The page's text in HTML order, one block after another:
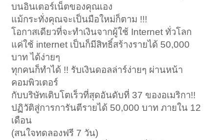
บนอินเตอร์เน็ตของคุณเอง
แม้กระทั่งคุณจะเป็นมือใหม่ก็ตาม !!!
โอกาสเดียวที่จะทำเงินจากผู้ใช้ Internet ทั่วโลก
แค่ใช้ internet เป็นก็มีสิทธิ์สร้างรายได้ 50,000
บาท ได้ง่ายๆ
ทุกคนก็ทำได้ !! รับเงินดอลล่าร์ง่ายๆ ผ่านหน้า
คอมพิวเตอร์
กับบริษัทเติบโตเร็วที่สุดอันดับที่ 37 ของอเมริกา!!
ปฏิวัติสู่การการันตีรายได้ 50,000 บาท ภายใน 12
เดือน
(สนใจทดลองฟรี 7 วัน)